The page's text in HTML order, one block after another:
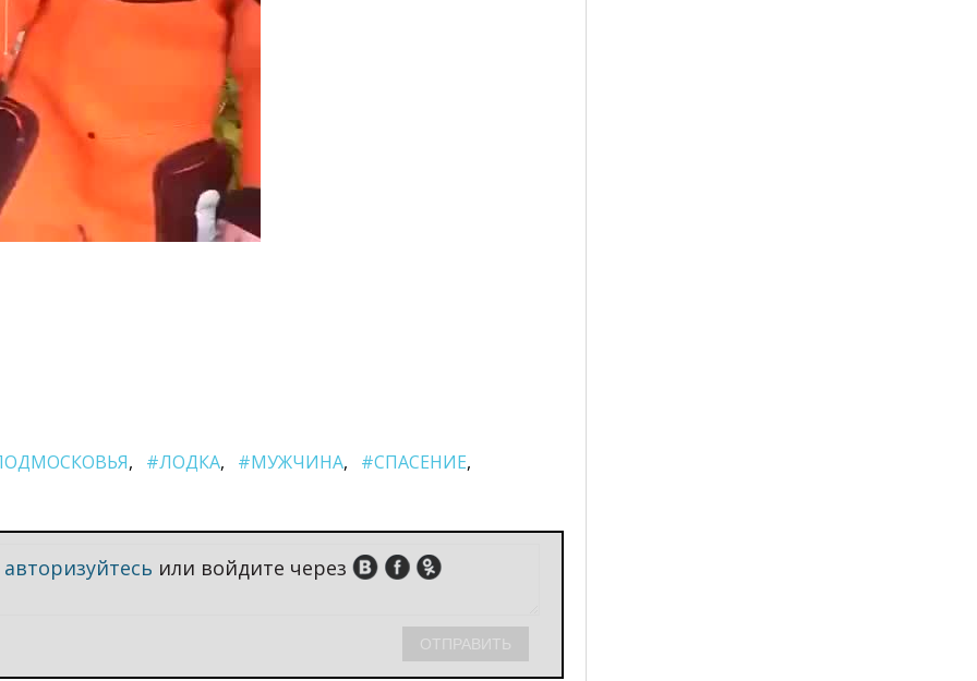
#ЛОДКА #МУЖЧИНА
#СПАСЕНИЕ
авторизуйтесь или войдите через